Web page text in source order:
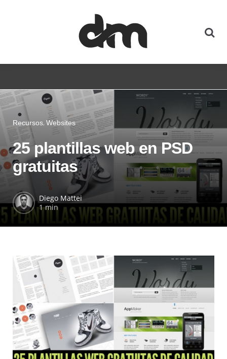
Recursos Websites
25 plantillas web en PSD
gratuitas
Diego Mattei
1 min